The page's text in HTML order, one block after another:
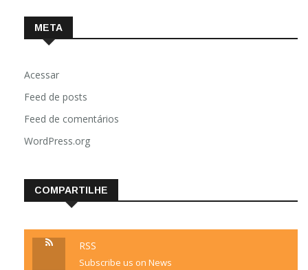
META
Acessar
Feed de posts
Feed de comentários
WordPress.org
COMPARTILHE
RSS
Subscribe us on News